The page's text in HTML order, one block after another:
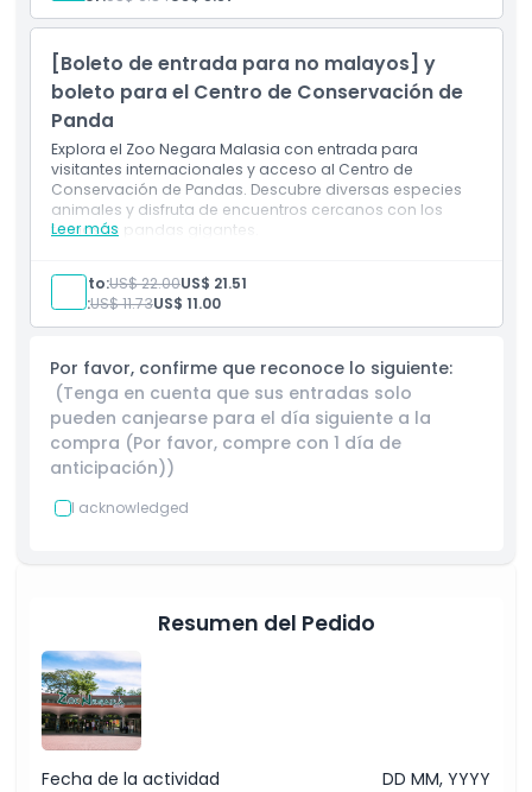
de aprendizaje, emoción y aventura. Planea tu visita hoy y
descubre por qué Zoo Negara Malasia sigue siendo una de
las mejores cosas para hacer en Kuala Lumpur, un destino
que inspira conciencia sobre la conservación mientras
ofrece diversión sin fin para todos.
Aspectos Destacados
Política para Niños y Adultos
Exclusiones
Horario de Apertura
Cosas a Saber
Cómo Llegar
Cómo Canjear
Comidas y bebidas
Tarifas de fotografía
Taquillas (2 RM por uso)
Viajes en tranvía (Pague directamente en la
atracción)
Otros gastos personales
Inclusiones
Entrada a: Zoo Negara
[Boleto de entrada para no malayos] y
boleto para el Centro de Conservación de
Panda
Explora el Zoo Negara Malasia con entrada para
visitantes internacionales y acceso al Centro de
Conservación de Pandas. Descubre diversas especies
animales y disfruta de encuentros cercanos con los
famosos pandas gigantes.
Leer más
Exclusiones
Guía de audio
Guía turístico
Tarifas de fotografía
Golocinas para animales
Taquillas (2 RM por uso)
Viajes en tranvía (Pague directamente en la
atracción)
Otros gastos personales
Inclusiones
Adulto:US$ 22.00US$ 21.51
Niño:US$ 11.73US$ 11.00
Por favor, confirme que reconoce lo siguiente:
(Tenga en cuenta que sus entradas solo
pueden canjearse para el día siguiente a la
compra (Por favor, compre con 1 día de
anticipación))
I acknowledged
Resumen del Pedido
Fecha de la actividad
DD MM, YYYY